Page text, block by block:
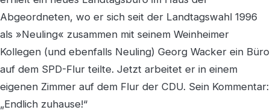
Abgeordneten, wo er sich seit der Landtagswahl 1996
als »Neuling« zusammen mit seinem Weinheimer
Kollegen (und ebenfalls Neuling) Georg Wacker ein Büro
auf dem SPD-Flur teilte. Jetzt arbeitet er in einem
eigenen Zimmer auf dem Flur der CDU. Sein Kommentar:
„Endlich zuhause!“